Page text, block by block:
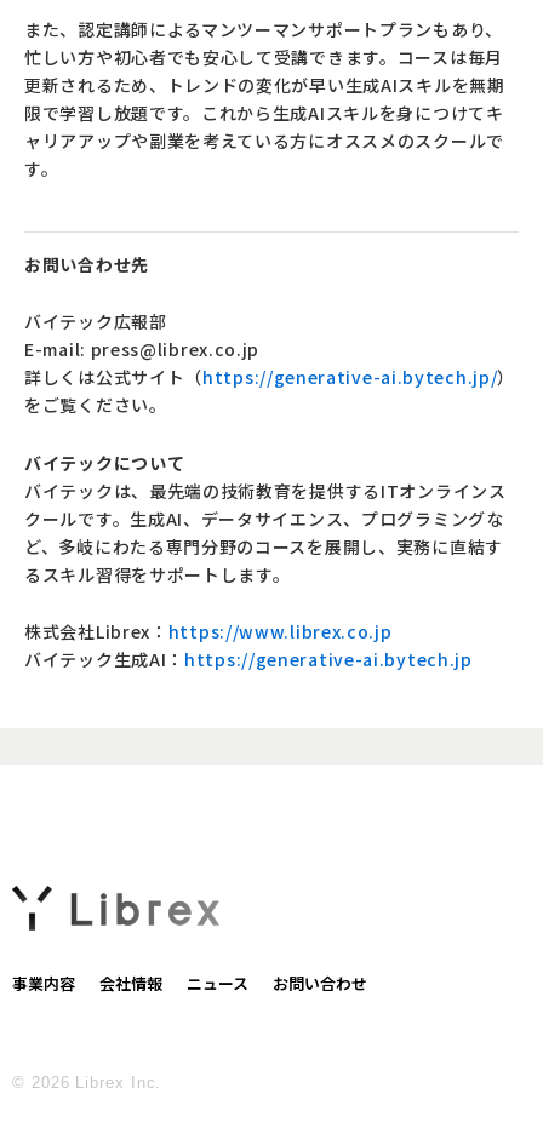
また、認定講師によるマンツーマンサポートプランもあり、
忙しい方や初心者でも安心して受講できます。コースは毎月
更新されるため、トレンドの変化が早い生成AIスキルを無期
限で学習し放題です。これから生成AIスキルを身につけてキ
ャリアアップや副業を考えている方にオススメのスクールで
す。
お問い合わせ先
バイテック広報部
E-mail: press@librex.co.jp
詳しくは公式サイト（https://generative-ai.bytech.jp/）
をご覧ください。
バイテックについて
バイテックは、最先端の技術教育を提供するITオンラインス
クールです。生成AI、データサイエンス、プログラミングな
ど、多岐にわたる専門分野のコースを展開し、実務に直結す
るスキル習得をサポートします。
株式会社Librex： https://www.librex.co.jp
バイテック生成AI ： https://generative-ai.bytech.jp
事業内容 会社情報 ニュース お問い合わせ
© 2026 Librex Inc.